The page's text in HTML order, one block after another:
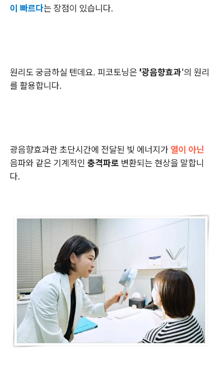
이 빠르다는 장점이 있습니다.
원리도 궁금하실 텐데요. 피코토닝은 '광음향효과'의 원리
를 활용합니다.
광음향효과란 초단시간에 전달된 빛 에너지가 열이 아닌
음파와 같은 기계적인 충격파로 변환되는 현상을 말합니
다.